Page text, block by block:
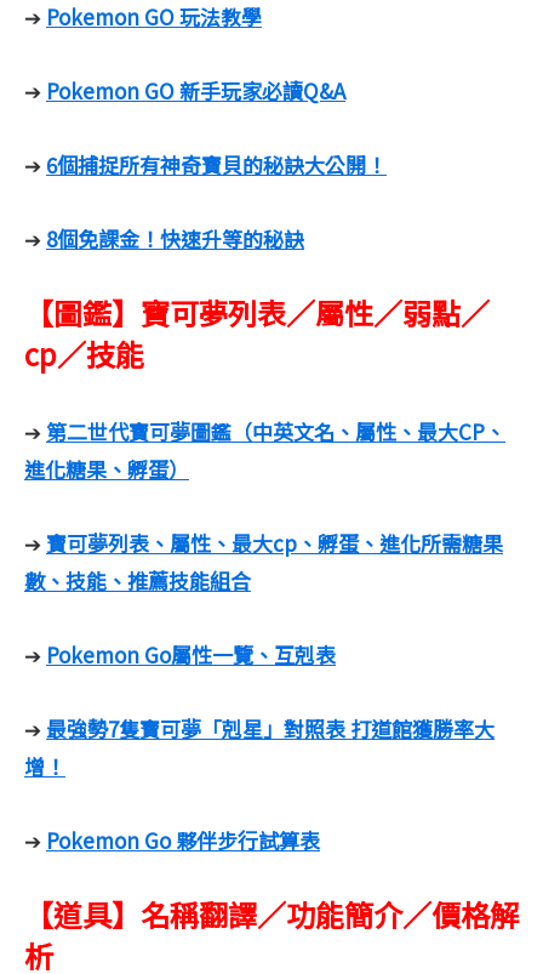
➔ Pokemon GO 玩法教學
➔ Pokemon GO 新手玩家必讀Q&A
➔ 6個捕捉所有神奇寶貝的秘訣大公開！
➔ 8個免課金！快速升等的秘訣
【圖鑑】寶可夢列表／屬性／弱點／
cp／技能
➔第二世代寶可夢圖鑑（中英文名、屬性、最大CP、
進化糖果、孵蛋）
➔寶可夢列表、屬性、最大cp、孵蛋、進化所需糖果
數、技能、推薦技能組合
➔ Pokemon Go屬性一覽、互剋表
➔最強勢7隻寶可夢「剋星」對照表 打道館獲勝率大
增！
➔ Pokemon Go 夥伴步行試算表
【道具】名稱翻譯／功能簡介／價格解
析